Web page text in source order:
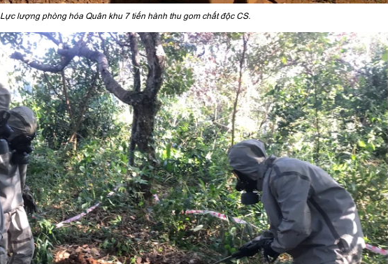
Lực lượng phòng hóa Quân khu 7 tiến hành thu gom chất độc CS.